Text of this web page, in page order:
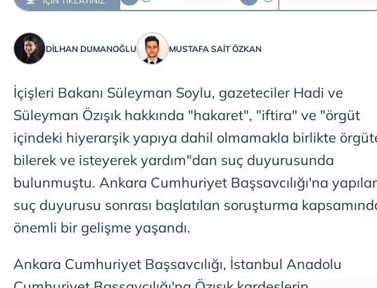
DILHAN DUMANOĞLU MUSTAFA SAIT ÖZKAN
İçişleri Bakanı Süleyman Soylu, gazeteciler Hadi ve
Süleyman Özışık hakkında "hakaret", "iftira" ve "örgüt
içindeki hiyerarşik yapıya dahil olmamakla birlikte
bilerek ve isteyerek yardım"dan suç duyurusunda
bulunmuştu. Ankara Cumhuriyet Başsavcılığı'na
suç duyurusu sonrası başlatılan soruşturma
önemli bir gelişme yaşandı.
Ankara Cumhuriyet Başsavcılığı, İstanbul Anadolu